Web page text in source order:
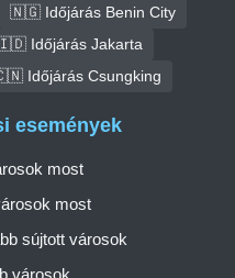
🇳🇬 Időjárás Benin City
Időjárás Jakarta
Időjárás Csungking
események
most
most
sújtott városok